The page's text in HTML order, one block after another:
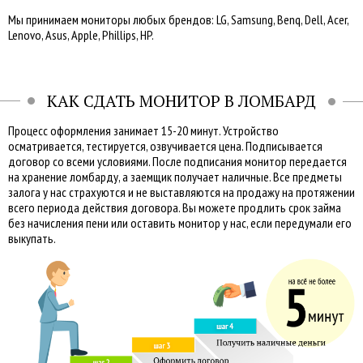
Мы принимаем мониторы любых брендов: LG, Samsung, Benq, Dell, Acer,
Lenovo, Asus, Apple, Phillips, HP.
КАК СДАТЬ МОНИТОР В ЛОМБАРД
Процесс оформления занимает 15-20 минут. Устройство
осматривается, тестируется, озвучивается цена. Подписывается
договор со всеми условиями. После подписания монитор передается
на хранение ломбарду, а заемщик получает наличные. Все предметы
залога у нас страхуются и не выставляются на продажу на протяжении
всего периода действия договора. Вы можете продлить срок займа
без начисления пени или оставить монитор у нас, если передумали его
выкупать.